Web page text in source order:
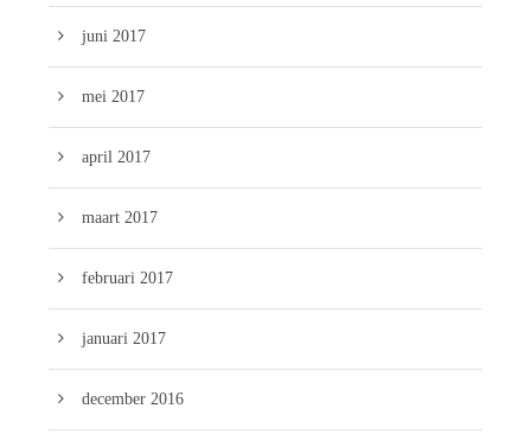
juni 2017
mei 2017
april 2017
maart 2017
februari 2017
januari 2017
december 2016